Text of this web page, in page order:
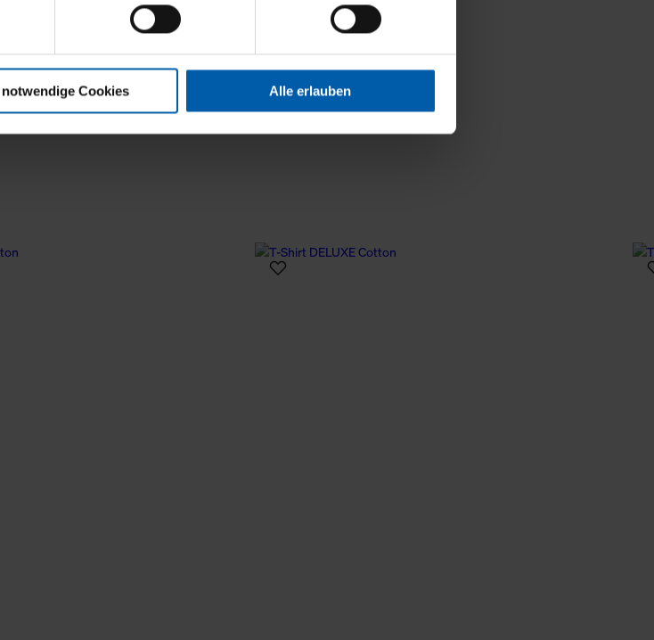
in anonymisierter Form an Dritte wie etwa unsere
und Web-Technologien für Ihr personalisiertes Einkaufserlebnis
Sie die Arten der Cookies selbst festlegen, die Sie erlauben
Informationen über die jeweiligen Cookies und ihren
erforderlich und kann jederzeit mit Wirkung für die Zukunft
Auswirkung auf die bisherigen Einstellungen und die damit
Cookies Alle erlauben